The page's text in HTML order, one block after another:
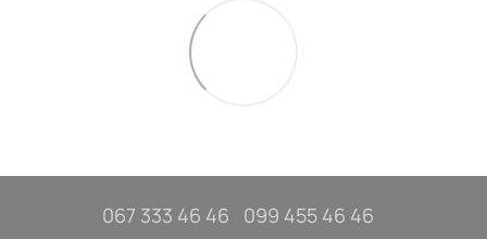
067 333 46 46 099 455 46 46